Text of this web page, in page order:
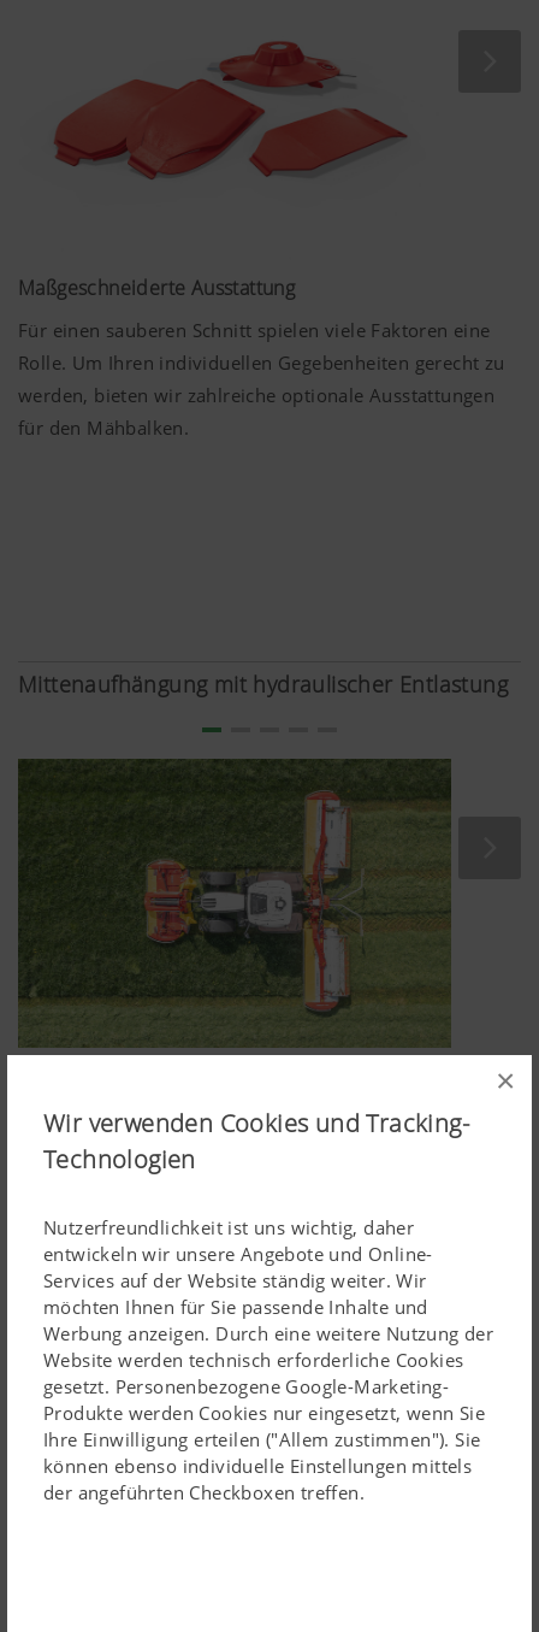
×
Wir verwenden Cookies und Tracking-
Technologien
Nutzerfreundlichkeit ist uns wichtig, daher
entwickeln wir unsere Angebote und Online-
Services auf der Website ständig weiter. Wir
möchten Ihnen für Sie passende Inhalte und
Werbung anzeigen. Durch eine weitere Nutzung der
Website werden technisch erforderliche Cookies
gesetzt. Personenbezogene Google-Marketing-
Produkte werden Cookies nur eingesetzt, wenn Sie
Ihre Einwilligung erteilen ("Allem zustimmen"). Sie
können ebenso individuelle Einstellungen mittels
der angeführten Checkboxen treffen.
Maßgeschneiderte Ausstattung
Für einen sauberen Schnitt spielen viele Faktoren eine
Rolle. Um Ihren individuellen Gegebenheiten gerecht zu
werden, bieten wir zahlreiche optionale Ausstattungen
für den Mähbalken.
Mittenaufhängung mit hydraulischer Entlastung
Die NOVACAT V 8400 und V 9200 Modelle sind sehr
kompakt gebaut. Gekröpfte Ausleger ermöglichen einen
Eigengewicht und eine Schwerpunktverlagerung nahe
zum Traktor. Abhängig vom Gelände können die beiden
Mähkombinationen problemlos mit Vierzylinder-
Traktoren betrieben werden.
Anfahrsicherung